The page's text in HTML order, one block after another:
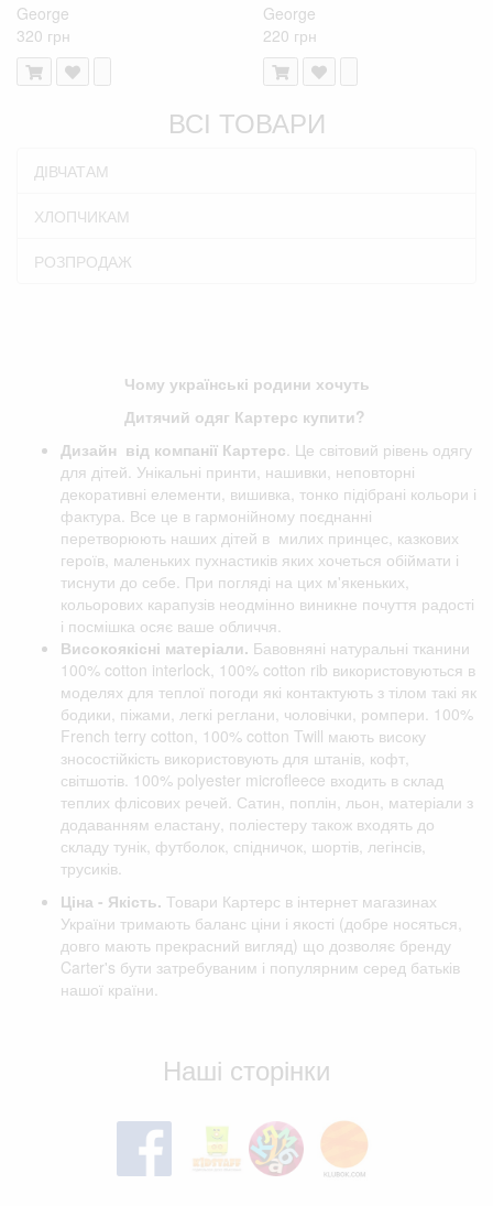
George
320 грн
George
220 грн
ВСІ ТОВАРИ
ДІВЧАТАМ
ХЛОПЧИКАМ
РОЗПРОДАЖ
Чому українські родини хочуть
Дитячий одяг Картерс купити?
Дизайн від компанії Картерс . Це світовий рівень одягу
для дітей. Унікальні принти, нашивки, неповторні
декоративні елементи, вишивка, тонко підібрані кольори і
фактура. Все це в гармонійному поєднанні
перетворюють наших дітей в милих принцес, казкових
героїв, маленьких пухнастиків яких хочеться обіймати і
тиснути до себе. При погляді на цих м'якеньких,
кольорових карапузів неодмінно виникне почуття радості
і посмішка осяє ваше обличчя.
Високоякісні матеріали. Бавовняні натуральні тканини
100% cotton interlock, 100% cotton rib використовуються в
моделях для теплої погоди які контактують з тілом такі як
бодики, піжами, легкі реглани, чоловічки, ромпери. 100%
French terry cotton, 100% cotton Twill мають високу
зносостійкість використовують для штанів, кофт,
світшотів. 100% polyester microfleece входить в склад
теплих флісових речей. Сатин, поплін, льон, матеріали з
додаванням еластану, поліестеру також входять до
складу тунік, футболок, спідничок, шортів, легінсів,
трусиків.
Ціна - Якість. Товари Картерс в інтернет магазинах
України тримають баланс ціни і якості (добре носяться,
довго мають прекрасний вигляд) що дозволяє бренду
Carter's бути затребуваним і популярним серед батьків
нашої країни.
Наші сторінки